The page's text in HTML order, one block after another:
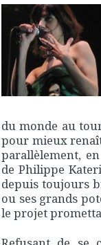
du monde au
pour mieux
parallèlement,
de Philippe
depuis toujours
ou ses grands
le projet